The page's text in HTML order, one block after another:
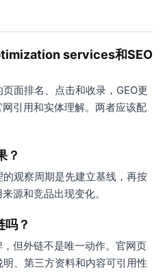
services和SEO
面排名、点击和收录，GEO更
引用和实体理解。两者应该配
？
观察周期是先建立基线，再按
源和竞品出现变化。
吗？
但外链不是唯一动作。官网页
、第三方资料和内容可引用性